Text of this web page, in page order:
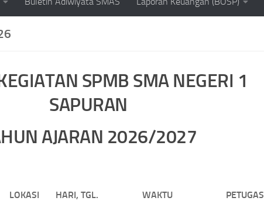
SPMB SMA NEGERI 1
SAPURAN
AJARAN 2026/2027
LOKASI HARI, TGL. WAKTU PETUGAS